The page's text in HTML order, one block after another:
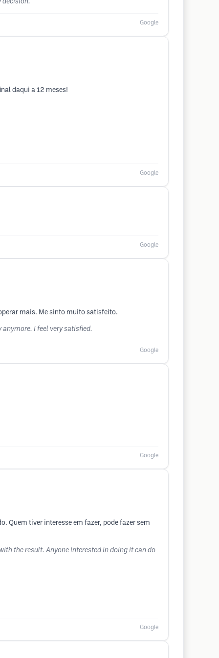
decision.
Google
daqui a 12 meses!
Google
Google
mais. Me sinto muito satisfeito.
anymore. I feel very satisfied.
Google
Google
Quem tiver interesse em fazer, pode fazer sem
the result. Anyone interested in doing it can do
Google